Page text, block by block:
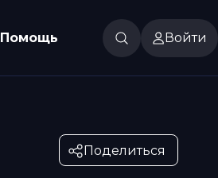
Помощь Войти
Поделиться